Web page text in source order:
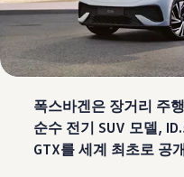
폭스바겐은 장거리 주
순수 전기 SUV 모델,
GTX를 세계 최초로 공